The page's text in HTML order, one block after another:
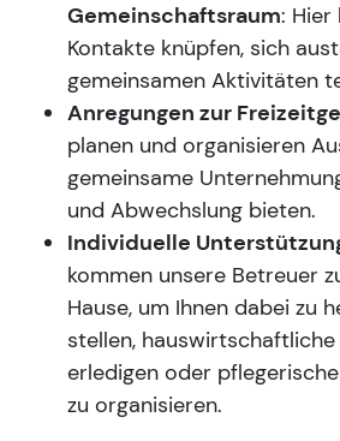
Gemeinschaftsraum: Hier
Kontakte knüpfen, sich
gemeinsamen Aktivitäten
Anregungen zur
planen und organisieren
gemeinsame
und Abwechslung bieten.
Individuelle
kommen unsere Betreuer
Hause, um Ihnen dabei zu
stellen, hauswirtschaftliche
erledigen oder
zu organisieren.